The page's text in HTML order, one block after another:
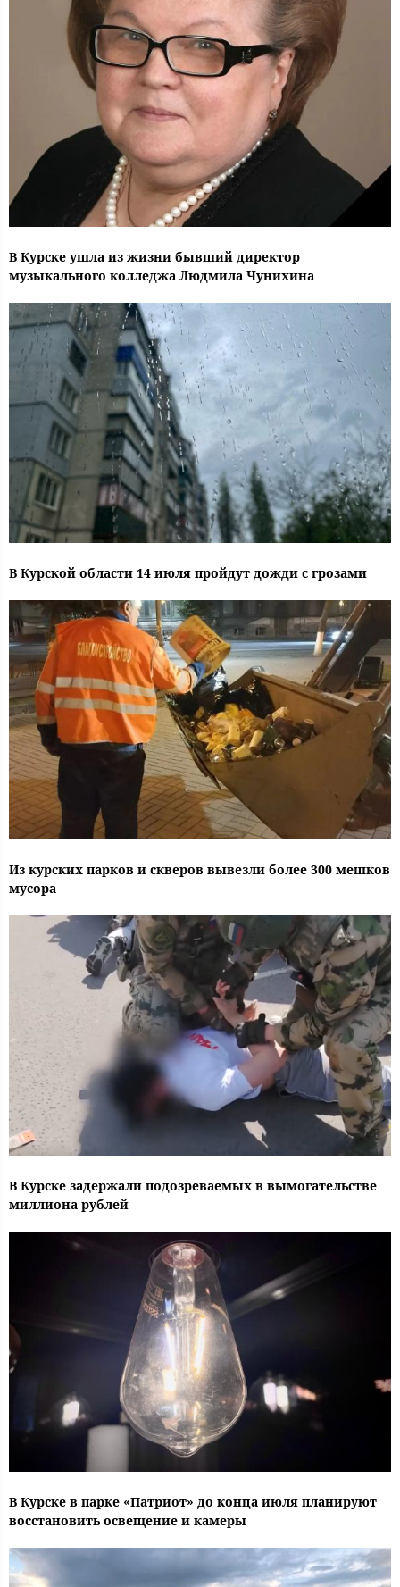
В Курске ушла из жизни бывший директор
музыкального колледжа Людмила Чунихина
В Курской области 14 июля пройдут дожди с грозами
Из курских парков и скверов вывезли более 300 мешков
мусора
В Курске задержали подозреваемых в вымогательстве
миллиона рублей
В Курске в парке «Патриот» до конца июля планируют
восстановить освещение и камеры